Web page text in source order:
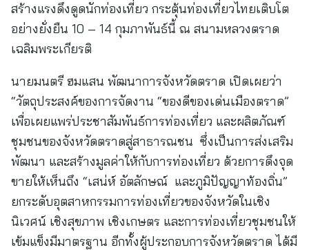
สร้างแรงดึงดูดนักท่องเที่ยว กระตุ้นท่องเที่ยวไทยเติบโต
อย่างยั่งยืน 10 – 14 กุมภาพันธ์นี้ ณ สนามหลวงตราด
เฉลิมพระเกียรติ
นายมนตรี ฮมแสน พัฒนาการจังหวัดตราด เปิดเผยว่า
“วัตถุประสงค์ของการจัดงาน “ของดีของเด่นเมืองตราด”
เพื่อเผยแพร่ประชาสัมพันธ์การท่องเที่ยว และผลิตภัณฑ์
ชุมชนของจังหวัดตราดสู่สาธารณชน ซึ่งเป็นการส่งเสริม
พัฒนา และสร้างมูลค่าให้กับการท่องเที่ยว ด้วยการดึงจุด
ขายให้เห็นถึง “เสน่ห์ อัตลักษณ์ และภูมิปัญญาท้องถิ่น”
ยกระดับอุตสาหกรรมการท่องเที่ยวของจังหวัดในเชิง
นิเวศน์ เชิงสุขภาพ เชิงเกษตร และการท่องเที่ยวชุมชนให้
เข้มแข็งมีมาตรฐาน อีกทั้งผู้ประกอบการจังหวัดตราด ได้มี